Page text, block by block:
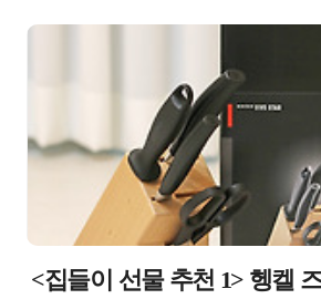
진의 안전지대가 아님을 몸소 느낍니다. 작
있는지 살펴봐야겠습니다. 특히 바다에서 발
몰고 올 가능성이 있기 때문에 동해안 지역과
가 발생할 수 있기 때문에 대비가 필요합니다
는 일본에서는 지진 대피와 자연 재난 행동
을 필수로 받기 ..
<집들이 선물 추천 1> 헹켈